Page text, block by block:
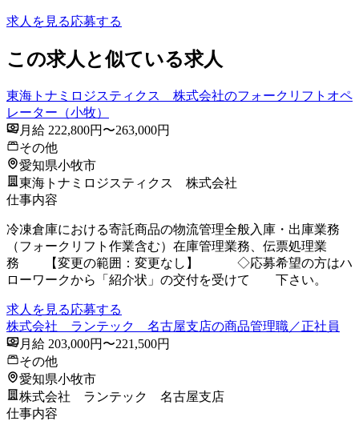
求人を見る応募する
この求人と似ている求人
東海トナミロジスティクス 株式会社のフォークリフトオペ
レーター（小牧）
月給 222,800円〜263,000円
その他
愛知県小牧市
東海トナミロジスティクス 株式会社
仕事内容
冷凍倉庫における寄託商品の物流管理全般入庫・出庫業務
（フォークリフト作業含む）在庫管理業務、伝票処理業
務 【変更の範囲：変更なし】 ◇応募希望の方はハ
ローワークから「紹介状」の交付を受けて 下さい。
求人を見る応募する
株式会社 ランテック 名古屋支店の商品管理職／正社員
月給 203,000円〜221,500円
その他
愛知県小牧市
株式会社 ランテック 名古屋支店
仕事内容